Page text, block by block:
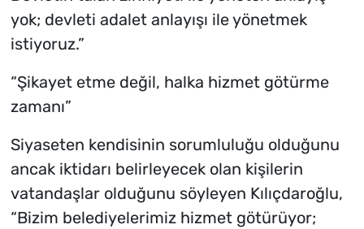
yok; devleti adalet anlayışı ile yönetmek
istiyoruz.”
“Şikayet etme değil, halka hizmet götürme
zamanı”
Siyaseten kendisinin sorumluluğu olduğunu
ancak iktidarı belirleyecek olan kişilerin
vatandaşlar olduğunu söyleyen Kılıçdaroğlu,
“Bizim belediyelerimiz hizmet götürüyor;